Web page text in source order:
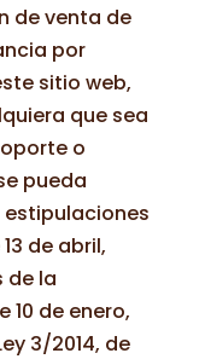
de venta de
por
sitio web,
que sea
o
pueda
de abril,
de la
10 de enero,
3/2014, de